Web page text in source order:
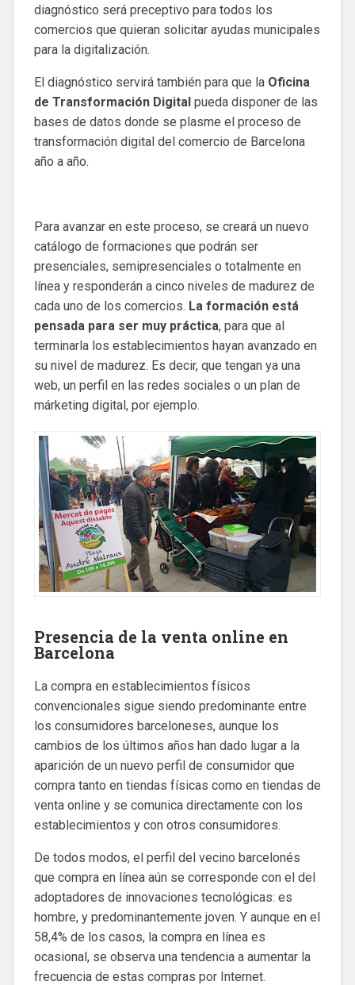
diagnóstico será preceptivo para todos los
comercios que quieran solicitar ayudas municipales
para la digitalización.
El diagnóstico servirá también para que la Oficina
de Transformación Digitalpueda disponer de las
bases de datos donde se plasme el proceso de
transformación digital del comercio de Barcelona
año a año.
Para avanzar en este proceso, se creará un nuevo
catálogo de formaciones que podrán ser
presenciales, semipresenciales o totalmente en
línea y responderán a cinco niveles de madurez de
cada uno de los comercios. La formación está
pensada para ser muy práctica, para que al
terminarla los establecimientos hayan avanzado en
su nivel de madurez. Es decir, que tengan ya una
web, un perfil en las redes sociales o un plan de
márketing digital, por ejemplo.
Presencia de la venta online en
Barcelona
La compra en establecimientos físicos
convencionales sigue siendo predominante entre
los consumidores barceloneses, aunque los
cambios de los últimos años han dado lugar a la
aparición de un nuevo perfil de consumidor que
compra tanto en tiendas físicas como en tiendas de
venta online y se comunica directamente con los
establecimientos y con otros consumidores.
De todos modos, el perfil del vecino barcelonés
que compra en línea aún se corresponde con el del
adoptadores de innovaciones tecnológicas: es
hombre, y predominantemente joven. Y aunque en el
58,4% de los casos, la compra en línea es
ocasional, se observa una tendencia a aumentar la
frecuencia de estas compras por Internet.